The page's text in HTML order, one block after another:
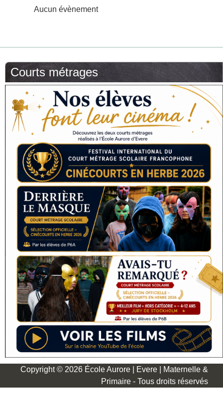
Aucun évènement
Courts métrages
Copyright © 2026 École Aurore | Evere | Maternelle &
Primaire - Tous droits réservés